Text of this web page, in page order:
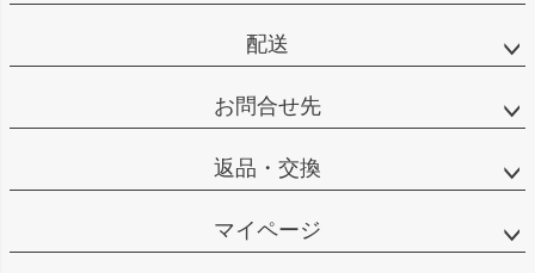
配送
お問合せ先
返品・交換
マイページ